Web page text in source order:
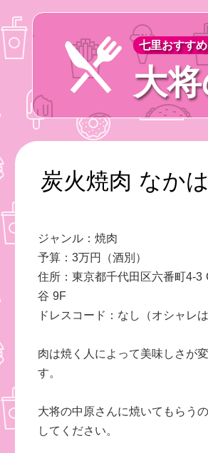
七里おすす
大
炭火焼肉 なか
ジャンル：焼肉
予算：3万円（酒別）
住所：東京都千代田区六番町4-3
谷 9F
ドレスコード：なし（オシャレ
肉は焼く人によって美味しさが
す。
大将の中原さんに焼いてもらう
してください。